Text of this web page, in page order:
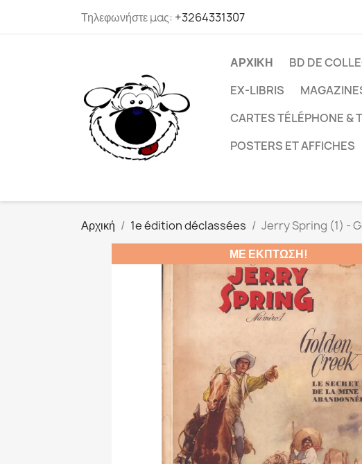
Τηλεφωνήστε μας: +3264331307
ΑΡΧΙΚΉ BD DE
EX-LIBRIS
CARTES TÉLÉPHONE &
POSTERS ET AFFICHES
Αρχική 1e édition déclassées
Jerry Spring (1) -
ΜΕ ΈΚΠΤΩΣΗ!